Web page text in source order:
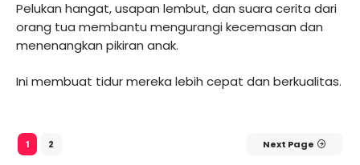
Pelukan hangat, usapan lembut, dan suara cerita dari
orang tua membantu mengurangi kecemasan dan
menenangkan pikiran anak.
Ini membuat tidur mereka lebih cepat dan berkualitas.
1 2 Next Page